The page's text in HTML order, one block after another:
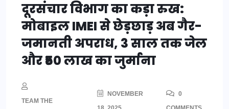
दूरसंचार विभाग का कड़ा रुख:
मोबाइल IMEI से छेड़छाड़ अब गैर-
जमानती अपराध, 3 साल तक जेल
और ₹50 लाख का जुर्माना
TEAM THE
NOVEMBER
0